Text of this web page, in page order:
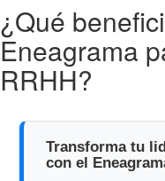
¿Qué
Eneagrama
RRHH?
Transforma tu
con el